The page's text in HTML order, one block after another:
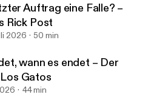
Auftrag eine Falle? –
Rick Post
2026 50 min
wann es endet – Der
Gatos
44 min